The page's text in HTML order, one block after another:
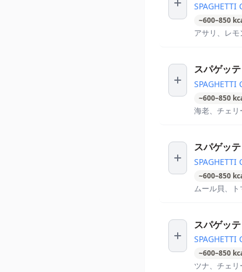
SPAGHETTI
~600–850
アサリ、レ
スパゲッ
SPAGHETTI
~600–850
海老、チェ
スパゲッ
SPAGHETTI
~600–850
ムール貝、
スパゲッ
~600–850
ツナ、チェ